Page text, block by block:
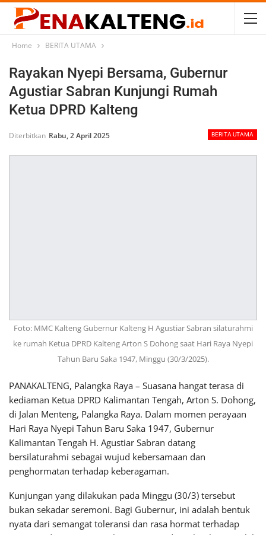
Home BERITA UTAMA
Rayakan Nyepi Bersama, Gubernur
Agustiar Sabran Kunjungi Rumah
Ketua DPRD Kalteng
BERITA UTAMA
Diterbitkan Rabu, 2 April 2025
Foto: MMC Kalteng Gubernur Kalteng H Agustiar Sabran silaturahmi
ke rumah Ketua DPRD Kalteng Arton S Dohong saat Hari Raya Nyepi
Tahun Baru Saka 1947, Minggu (30/3/2025).
PANAKALTENG, Palangka Raya – Suasana hangat terasa di
kediaman Ketua DPRD Kalimantan Tengah, Arton S. Dohong,
di Jalan Menteng, Palangka Raya. Dalam momen perayaan
Hari Raya Nyepi Tahun Baru Saka 1947, Gubernur
Kalimantan Tengah H. Agustiar Sabran datang
bersilaturahmi sebagai wujud kebersamaan dan
penghormatan terhadap keberagaman.
Kunjungan yang dilakukan pada Minggu (30/3) tersebut
bukan sekadar seremoni. Bagi Gubernur, ini adalah bentuk
nyata dari semangat toleransi dan rasa hormat terhadap